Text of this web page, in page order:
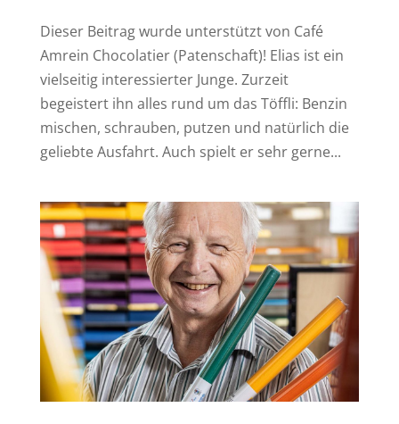
Dieser Beitrag wurde unterstützt von Café
Amrein Chocolatier (Patenschaft)! Elias ist ein
vielseitig interessierter Junge. Zurzeit
begeistert ihn alles rund um das Töffli: Benzin
mischen, schrauben, putzen und natürlich die
geliebte Ausfahrt. Auch spielt er sehr gerne...